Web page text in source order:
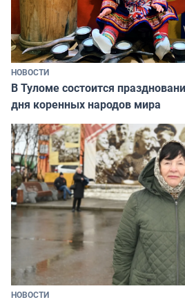
НОВОСТИ
В Туломе состоится
дня коренных народов мира
НОВОСТИ